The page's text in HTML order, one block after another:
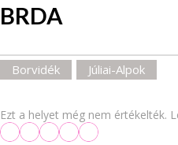
BRDA
Borvidék Júliai-Alpok
Ezt a helyet még nem értékelték.